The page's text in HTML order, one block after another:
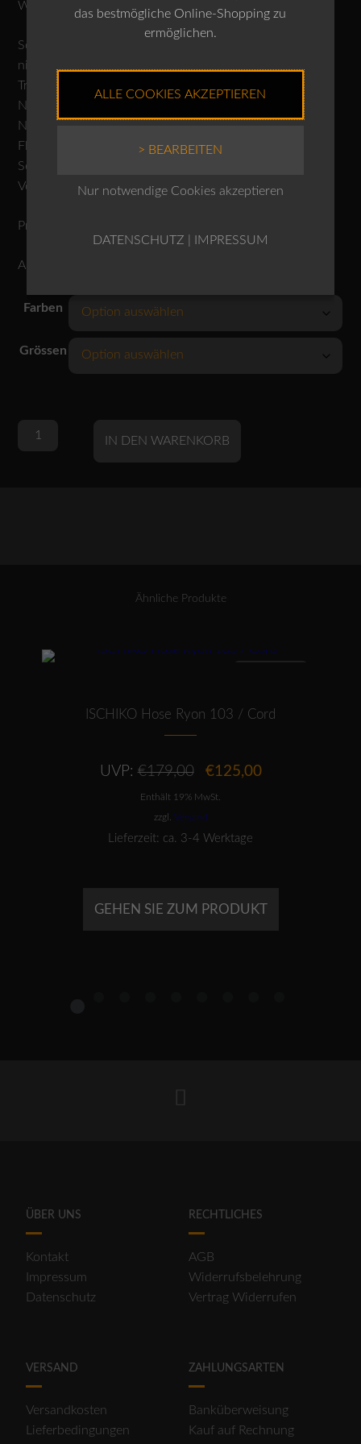
Ware.
Schonwäsche 30°C
nicht bleichen
Trocknen im Tumbler nicht möglich
Nicht heiss bügeln
Nicht reinigen
Flecken nicht lokal entfernen
Separat oder mit ähnlichen Farben waschen
Von links waschen und bügeln.
Produktnr.: 10240110151
ACHTUNG: DAS MODEL TRÄGT DIE FARBE REED
Farben
Grössen
OSKA
IN DEN WARENKORB
Ähnliche Produkte
Dieses Produkt weist mehrere Varianten auf. Die Optionen können auf der Produktseite gewählt werden
ISCHIKO Hose Ryon 103 / Cord
UVP: €179,00
Ursprünglicher
war:
€179,00
€125,00Aktueller
Enthält 19% MwSt.
zzgl. Versand
Lieferzeit: ca. 3-4 Werktage
GEHEN SIE ZUM PRODUKT
ÜBER UNS
Kontakt
Impressum
Datenschutz
RECHTLICHES
AGB
Widerrufsbelehrung
Vertrag Widerrufen
VERSAND
Versandkosten
Lieferbedingungen
ZAHLUNGSARTEN
Banküberweisung
Kauf auf Rechnung
das bestmögliche Online-Shopping zu
ermöglichen.
ALLE COOKIES AKZEPTIEREN
> BEARBEITEN
Nur notwendige Cookies akzeptieren
DATENSCHUTZ IMPRESSUM